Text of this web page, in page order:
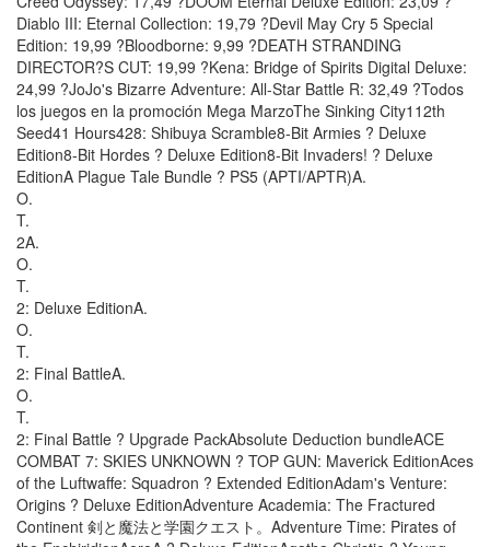
Diablo III: Eternal Collection: 19,79 ?Devil May Cry 5 Special
Edition: 19,99 ?Bloodborne: 9,99 ?DEATH STRANDING
DIRECTOR?S CUT: 19,99 ?Kena: Bridge of Spirits Digital Deluxe:
24,99 ?JoJo's Bizarre Adventure: All-Star Battle R: 32,49 ?Todos
los juegos en la promoción Mega MarzoThe Sinking City112th
Seed41 Hours428: Shibuya Scramble8-Bit Armies ? Deluxe
Edition8-Bit Hordes ? Deluxe Edition8-Bit Invaders! ? Deluxe
EditionA Plague Tale Bundle ? PS5 (APTI/APTR)A.
O.
T.
2A.
O.
T.
2: Deluxe EditionA.
O.
T.
2: Final BattleA.
O.
T.
2: Final Battle ? Upgrade PackAbsolute Deduction bundleACE
COMBAT 7: SKIES UNKNOWN ? TOP GUN: Maverick EditionAces
of the Luftwaffe: Squadron ? Extended EditionAdam's Venture:
Origins ? Deluxe EditionAdventure Academia: The Fractured
Continent 剣と魔法と学園クエスト。Adventure Time: Pirates of